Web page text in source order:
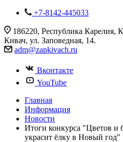
+7-8142-445033
186220, Республика Карелия,
Кивач, ул. Заповедная, 14.
adm@zapkivach.ru
Вконтакте
YouTube
Главная
Информация
Новости
Итоги конкурса "Цветов и
украсит ёлку в Новый год"